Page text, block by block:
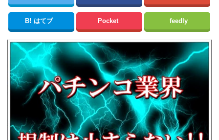
B! はてブ Pocket feedly